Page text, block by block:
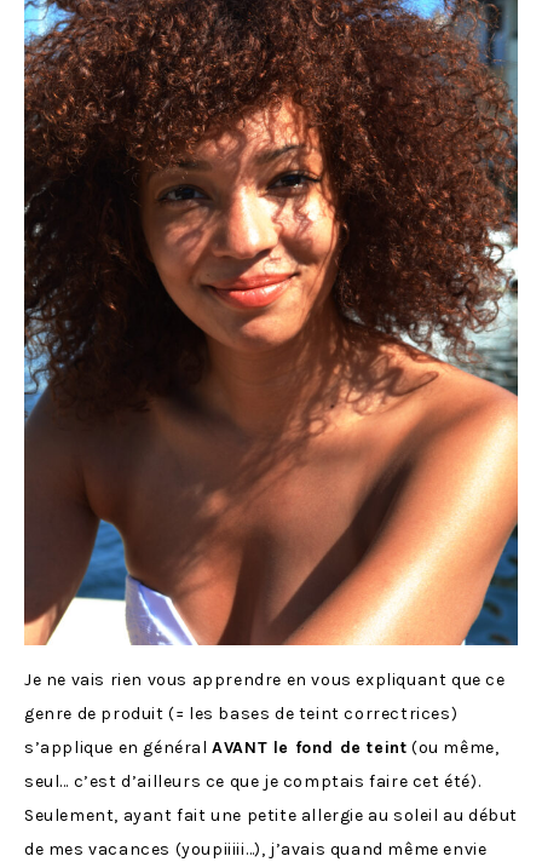
Je ne vais rien vous apprendre en vous expliquant que ce
genre de produit (= les bases de teint correctrices)
s’applique en généralAVANT le fond de teint (ou même,
seul… c’est d’ailleurs ce que je comptais faire cet été).
Seulement, ayant fait une petite allergie au soleil au début
de mes vacances (youpiiiii…), j’avais quand même envie